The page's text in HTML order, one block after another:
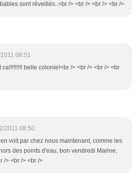
sont rêveillés..<br /> <br /> <br /> <br />
08:51
ca!!!!!!!!! belle colonie!<br /> <br /> <br /> <br
2011 08:50
voit par chez nous maintenant, comme les
des points d'eau, bon vendredi Marine,
/> <br /> <br />